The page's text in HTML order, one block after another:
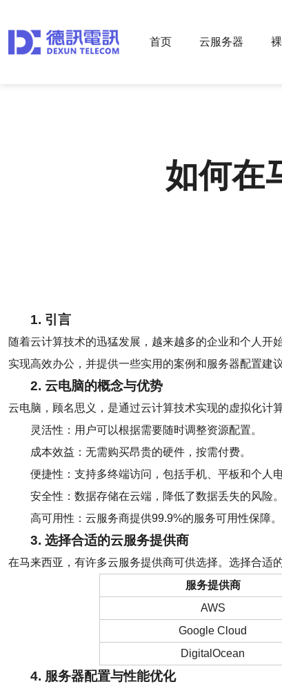
首页 云服务器
如何在
1. 引言
随着云计算技术的迅猛发展，越来越多的企业和个人
实现高效办公，并提供一些实用的案例和服务器配置建议
2. 云电脑的概念与优势
云电脑，顾名思义，是通过云计算技术实现的虚拟化计
灵活性：用户可以根据需要随时调整资源配置。
成本效益：无需购买昂贵的硬件，按需付费。
便捷性：支持多终端访问，包括手机、平板和个人电
安全性：数据存储在云端，降低了数据丢失的风险。
高可用性：云服务商提供99.9%的服务可用性保障。
3. 选择合适的云服务提供商
在马来西亚，有许多云服务提供商可供选择。选择合适
服务提供商
AWS
Google Cloud
DigitalOcean
4. 服务器配置与性能优化